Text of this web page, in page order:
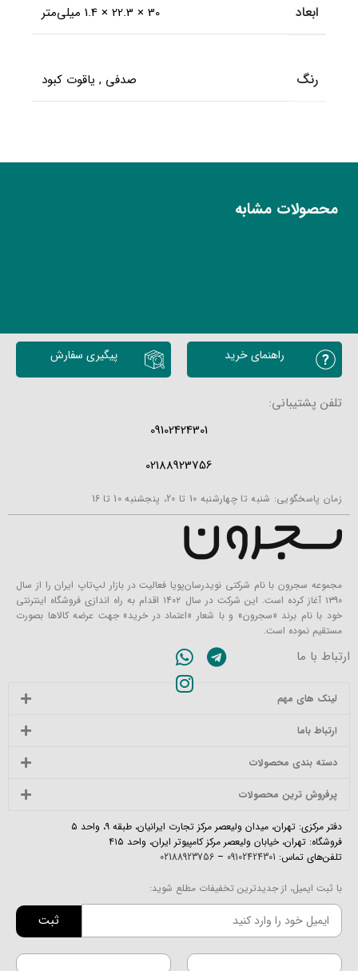
ابعاد 30 × 22.3 × 1.4 میلی‌متر
رنگ صدفی , یاقوت کبود
محصولات مشابه
راهنمای خرید پیگیری سفارش
تلفن پشتیبانی:
09102424301
02188923756
زمان پاسخگویی: شنبه تا چهارشنبه 10 تا 20، پنجشنبه 10 تا 16
مجموعه سجرون با نام شرکتی نویدرسان‌پویا فعالیت در بازار لپ‌تاپ ایران را از سال
۱۳۹۰ آغاز کرده است. این شرکت در سال ۱۴۰۲ اقدام به راه اندازی فروشگاه اینترنتی
خود با نام برند «سجرون» و با شعار «اعتماد در خرید» جهت عرضه کالاها بصورت
مستقیم نموده است.
ارتباط با ما
لینک های مهم
ارتباط باما
دسته بندی محصولات
پرفروش ترین محصولات
دفتر مرکزی: تهران، میدان ولیعصر مرکز تجارت ایرانیان، طبقه ۹، واحد ۵
فروشگاه: تهران، خیابان ولیعصر مرکز کامپیوتر ایران، واحد ۴۱۵
تلفن‌های تماس: 09102424301
–
02188923756
با ثبت ایمیل، از جدیدترین تخفیفات مطلع شوید:
ثبت